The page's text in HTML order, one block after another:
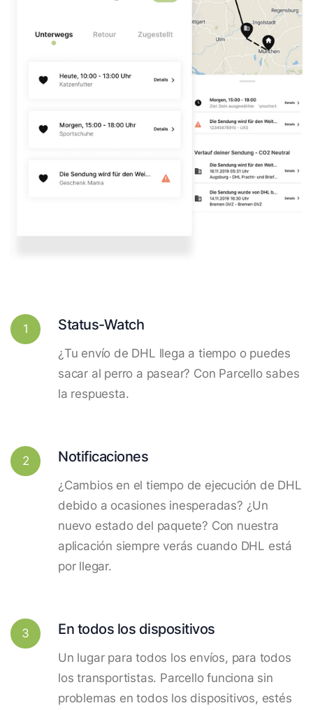
1 Status-Watch
¿Tu envío de DHL llega a tiempo o puedes
sacar al perro a pasear? Con Parcello sabes
la respuesta.
2 Notificaciones
¿Cambios en el tiempo de ejecución de DHL
debido a ocasiones inesperadas? ¿Un
nuevo estado del paquete? Con nuestra
aplicación siempre verás cuando DHL está
por llegar.
3 En todos los dispositivos
Un lugar para todos los envíos, para todos
los transportistas. Parcello funciona sin
problemas en todos los dispositivos, estés